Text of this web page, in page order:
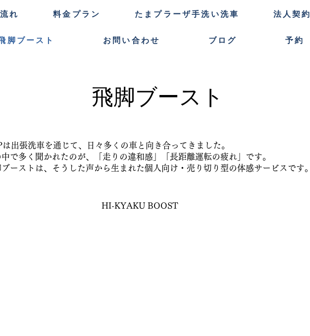
れ 料金プラン たまプラーザ手洗い洗車 法人契約
脚ブースト お問い合わせ ブログ 予約
飛脚ブースト
出張洗車を通じて、日々多くの車と向き合ってきました。
中で多く聞かれたのが、「走りの違和感」「長距離運転の疲れ」です。
ーストは、そうした声から生まれた個人向け・売り切り型の体感サービスです。
​HI-KYAKU BOOST